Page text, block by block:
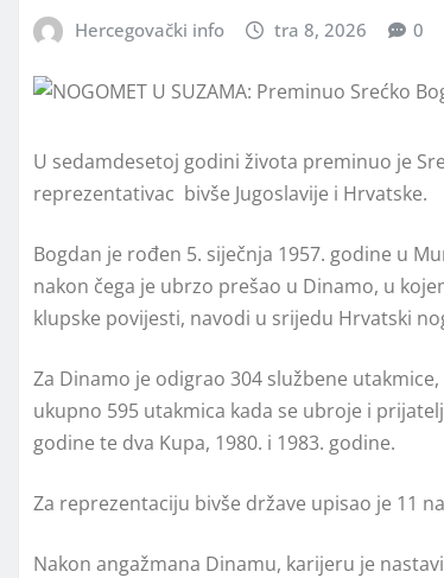
Hercegovački info tra 8, 2026 0
U sedamdesetoj godini života preminuo je
reprezentativac bivše Jugoslavije i Hrvatske.
Bogdan je rođen 5. siječnja 1957. godine u
nakon čega je ubrzo prešao u Dinamo, u
klupske povijesti, navodi u srijedu Hrvatski
Za Dinamo je odigrao 304 službene
ukupno 595 utakmica kada se ubroje i
godine te dva Kupa, 1980. i 1983. godine.
Za reprezentaciju bivše države upisao je 11
Nakon angažmana Dinamu, karijeru je